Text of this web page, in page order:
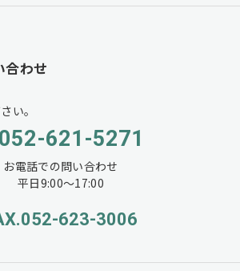
合わせ
い。
052-621-5271
お電話での問い合わせ
平日9:00〜17:00
623-3006